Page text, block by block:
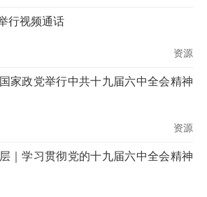
行视频通话
资源
家政党举行中共十九届六中全会精神
资源
｜学习贯彻党的十九届六中全会精神